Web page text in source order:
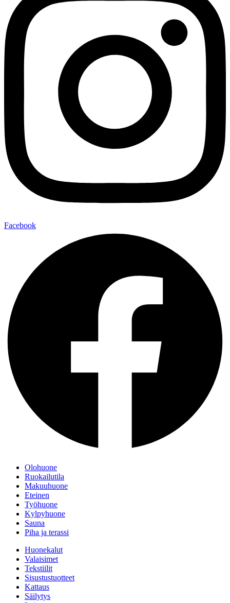
Facebook
Olohuone
Ruokailutila
Makuuhuone
Eteinen
Työhuone
Kylpyhuone
Sauna
Piha ja terassi
Huonekalut
Valaisimet
Tekstiilit
Sisustustuotteet
Kattaus
Säilytys